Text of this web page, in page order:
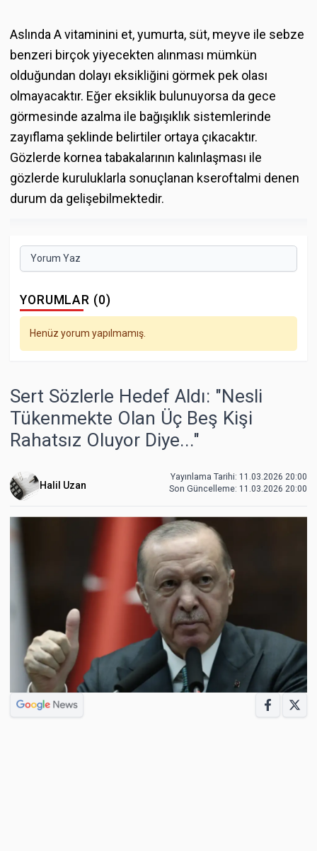
Aslında A vitaminini et, yumurta, süt, meyve ile sebze
benzeri birçok yiyecekten alınması mümkün
olduğundan dolayı eksikliğini görmek pek olası
olmayacaktır. Eğer eksiklik bulunuyorsa da gece
görmesinde azalma ile bağışıklık sistemlerinde
zayıflama şeklinde belirtiler ortaya çıkacaktır.
Gözlerde kornea tabakalarının kalınlaşması ile
gözlerde kuruluklarla sonuçlanan kseroftalmi denen
durum da gelişebilmektedir.
Yorum Yaz
YORUMLAR (0)
Henüz yorum yapılmamış.
Sert Sözlerle Hedef Aldı: "Nesli
Tükenmekte Olan Üç Beş Kişi
Rahatsız Oluyor Diye..."
Halil Uzan
Yayınlama Tarihi: 11.03.2026 20:00
Son Güncelleme: 11.03.2026 20:00